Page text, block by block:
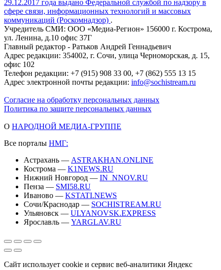
29.12.2017 года выдано Федеральной службой по надзору в
сфере связи, информационных технологий и массовых
коммуникаций (Роскомнадзор) .
Учредитель СМИ: ООО «Медиа-Регион» 156000 г. Кострома,
ул. Ленина, д.10 офис 37Г
Главный редактор - Ратьков Андрей Геннадьевич
Адрес редакции: 354002, г. Сочи, улица Черноморская, д. 15,
офис 102
Телефон редакции: +7 (915) 908 33 00, +7 (862) 555 13 15
Адрес электронной почты редакции: info@sochistream.ru
Согласие на обработку персональных данных
Политика по защите персональных данных
О НАРОДНОЙ МЕДИА-ГРУППЕ
Все порталы НМГ:
Астрахань — ASTRAKHAN.ONLINE
Кострома — K1NEWS.RU
Нижний Новгород — IN_NNOV.RU
Пенза — SMI58.RU
Иваново — KSTATI.NEWS
Сочи/Краснодар — SOCHISTREAM.RU
Ульяновск — ULYANOVSK.EXPRESS
Ярославль — YARGLAV.RU
Сайт использует cookie и сервис веб-аналитики Яндекс